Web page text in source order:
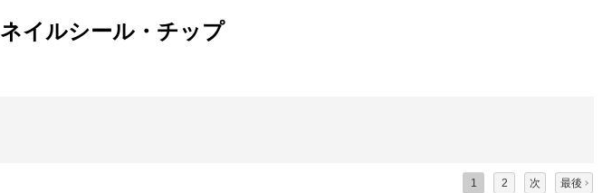
ネイルシール・チップ
1 2 次 最後